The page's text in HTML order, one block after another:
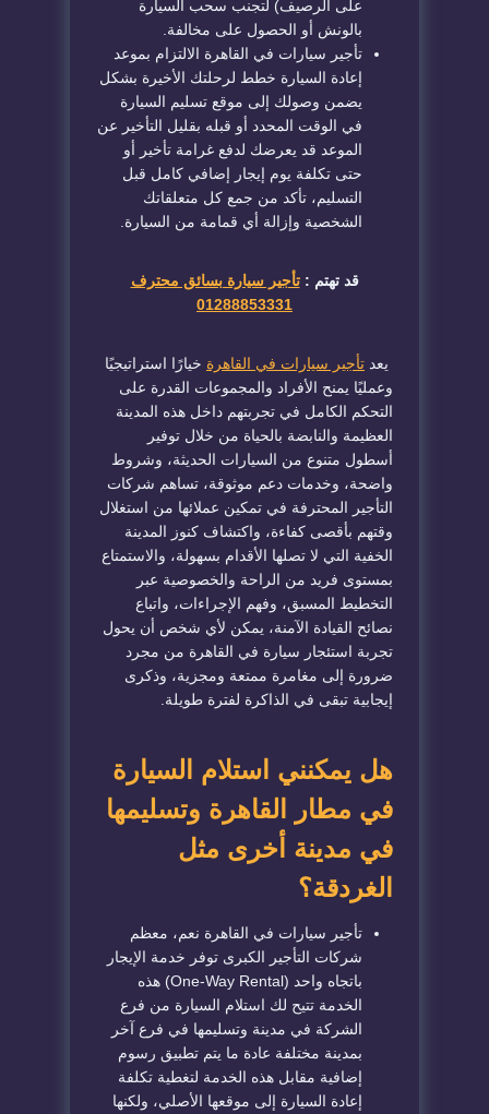
على الرصيف) لتجنب سحب السيارة
بالونش أو الحصول على مخالفة.
تأجير سيارات في القاهرة الالتزام بموعد
إعادة السيارة خطط لرحلتك الأخيرة بشكل
يضمن وصولك إلى موقع تسليم السيارة
في الوقت المحدد أو قبله بقليل التأخير عن
الموعد قد يعرضك لدفع غرامة تأخير أو
حتى تكلفة يوم إيجار إضافي كامل قبل
التسليم، تأكد من جمع كل متعلقاتك
الشخصية وإزالة أي قمامة من السيارة.
قد تهتم :تأجير سيارة بسائق محترف
01288853331
يعد تأجير سيارات في القاهرة خيارًا استراتيجيًا
وعمليًا يمنح الأفراد والمجموعات القدرة على
التحكم الكامل في تجربتهم داخل هذه المدينة
العظيمة والنابضة بالحياة من خلال توفير
أسطول متنوع من السيارات الحديثة، وشروط
واضحة، وخدمات دعم موثوقة، تساهم شركات
التأجير المحترفة في تمكين عملائها من استغلال
وقتهم بأقصى كفاءة، واكتشاف كنوز المدينة
الخفية التي لا تصلها الأقدام بسهولة، والاستمتاع
بمستوى فريد من الراحة والخصوصية عبر
التخطيط المسبق، وفهم الإجراءات، واتباع
نصائح القيادة الآمنة، يمكن لأي شخص أن يحول
تجربة استئجار سيارة في القاهرة من مجرد
ضرورة إلى مغامرة ممتعة ومجزية، وذكرى
إيجابية تبقى في الذاكرة لفترة طويلة.
هل يمكنني استلام السيارة
في مطار القاهرة وتسليمها
في مدينة أخرى مثل
الغردقة؟
تأجير سيارات في القاهرة نعم، معظم
شركات التأجير الكبرى توفر خدمة الإيجار
باتجاه واحد (One-Way Rental) هذه
الخدمة تتيح لك استلام السيارة من فرع
الشركة في مدينة وتسليمها في فرع آخر
بمدينة مختلفة عادة ما يتم تطبيق رسوم
إضافية مقابل هذه الخدمة لتغطية تكلفة
إعادة السيارة إلى موقعها الأصلي، ولكنها